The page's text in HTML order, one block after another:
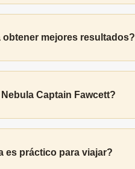
obtener mejores resultados?
Captain Fawcett?
es práctico para viajar?